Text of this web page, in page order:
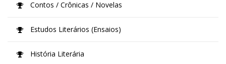
Contos / Crônicas / Novelas
Estudos Literários (Ensaios)
História Literária